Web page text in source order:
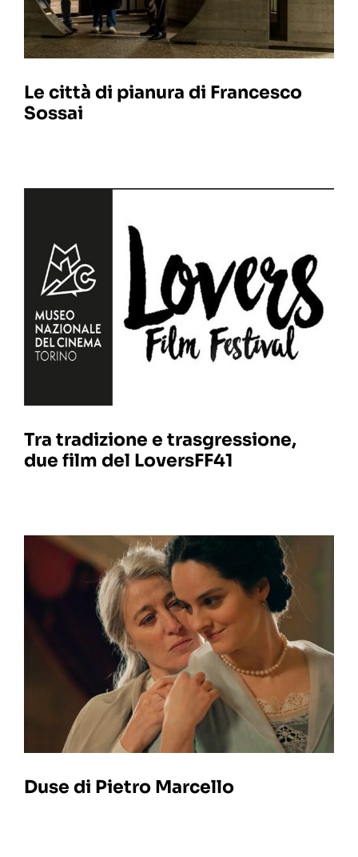
Le città di pianura di Francesco
Sossai
Tra tradizione e trasgressione,
due film del LoversFF41
Duse di Pietro Marcello